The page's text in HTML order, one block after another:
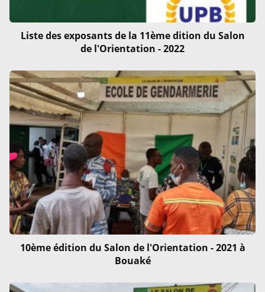
Liste des exposants de la 11ème dition du Salon
de l'Orientation - 2022
10ème édition du Salon de l'Orientation - 2021 à
Bouaké